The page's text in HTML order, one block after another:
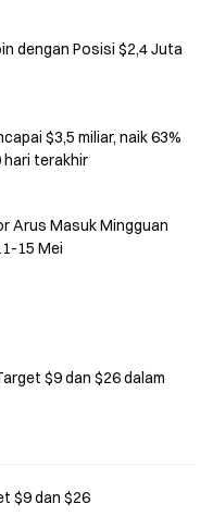
dengan Posisi $2,4 Juta
$3,5 miliar, naik 63%
hari terakhir
Arus Masuk Mingguan
15 Mei
$9 dan $26 dalam
$9 dan $26